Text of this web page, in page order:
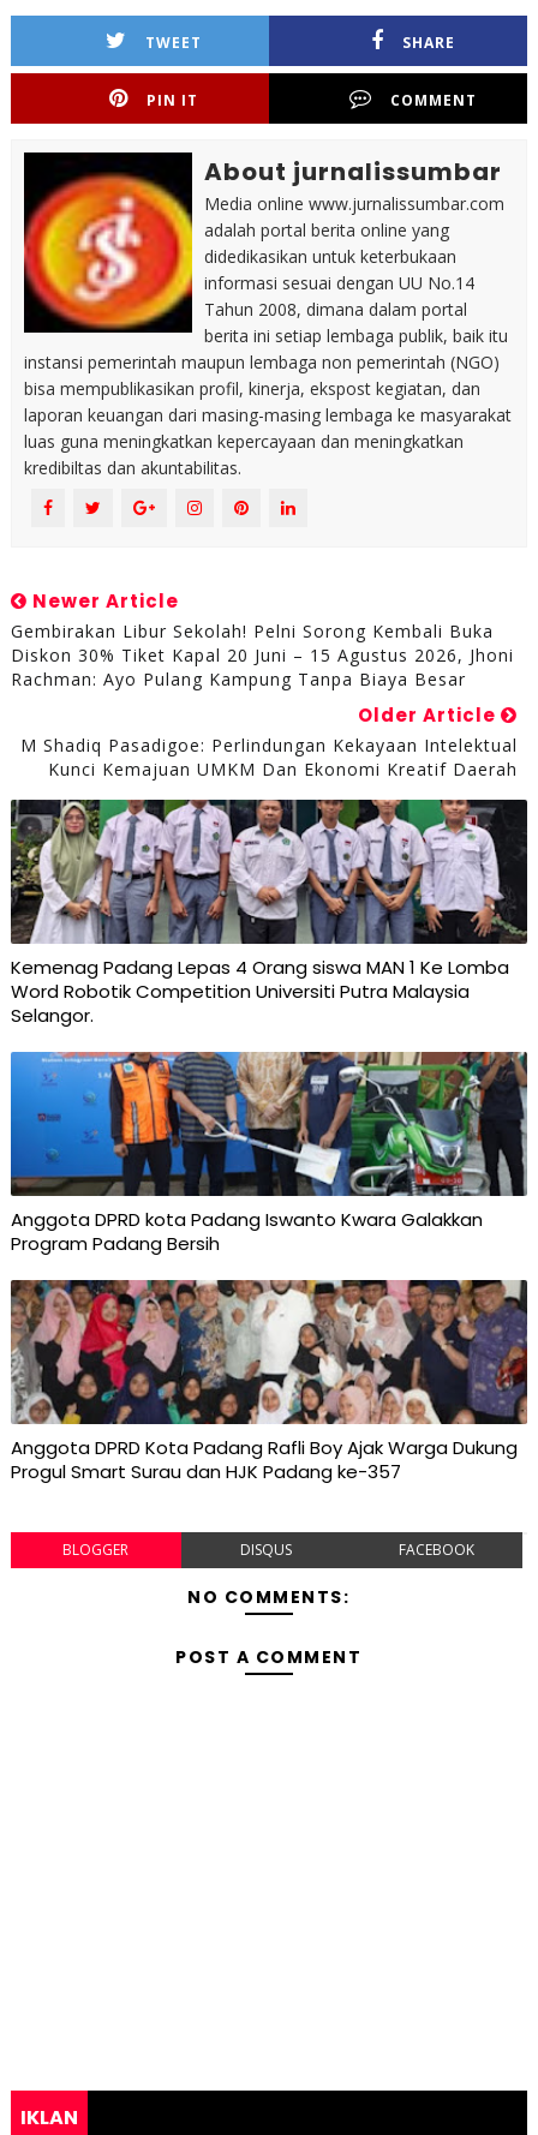
TWEET SHARE
PIN IT COMMENT
About jurnalissumbar
Media online www.jurnalissumbar.com
adalah portal berita online yang
didedikasikan untuk keterbukaan
informasi sesuai dengan UU No.14
Tahun 2008, dimana dalam portal
berita ini setiap lembaga publik, baik itu
instansi pemerintah maupun lembaga non pemerintah (NGO)
bisa mempublikasikan profil, kinerja, ekspost kegiatan, dan
laporan keuangan dari masing-masing lembaga ke masyarakat
luas guna meningkatkan kepercayaan dan meningkatkan
kredibiltas dan akuntabilitas.
Newer Article
Gembirakan Libur Sekolah! Pelni Sorong Kembali Buka
Diskon 30% Tiket Kapal 20 Juni – 15 Agustus 2026, Jhoni
Rachman: Ayo Pulang Kampung Tanpa Biaya Besar
Older Article
M Shadiq Pasadigoe: Perlindungan Kekayaan Intelektual
Kunci Kemajuan UMKM Dan Ekonomi Kreatif Daerah
Kemenag Padang Lepas 4 Orang siswa MAN 1 Ke Lomba
Word Robotik Competition Universiti Putra Malaysia
Selangor.
Anggota DPRD kota Padang Iswanto Kwara Galakkan
Program Padang Bersih
Anggota DPRD Kota Padang Rafli Boy Ajak Warga Dukung
Progul Smart Surau dan HJK Padang ke-357
BLOGGER DISQUS FACEBOOK
NO COMMENTS:
POST A COMMENT
IKLAN